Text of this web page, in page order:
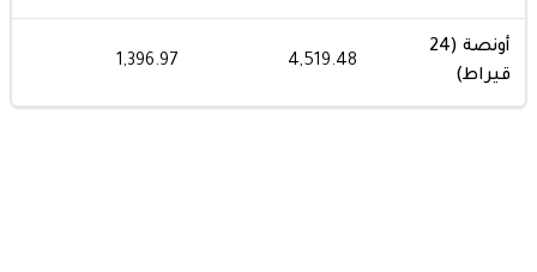
أونصة (24
قيراط)
4,519.48
1,396.97